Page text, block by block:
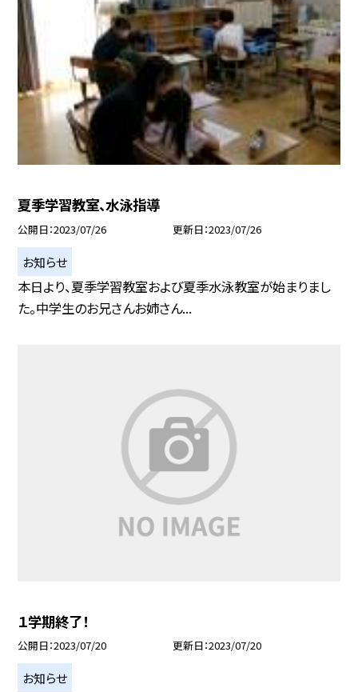
夏季学習教室、水泳指導
公開日 2023/07/26 更新日 2023/07/26
お知らせ
本日より、夏季学習教室および夏季水泳教室が始まりまし
た。中学生のお兄さんお姉さん...
１学期終了！
公開日 2023/07/20 更新日 2023/07/20
お知らせ